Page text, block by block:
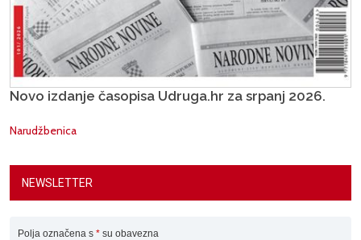
Novo izdanje časopisa Udruga.hr za srpanj 2026.
Narudžbenica
NEWSLETTER
Polja označena s * su obavezna